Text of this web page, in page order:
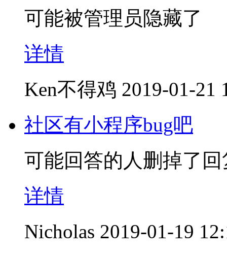
可能被管理员隐藏了
详情
Ken不得鸡 2019-01-21
社区有小程序bug吧
可能回答的人删掉了回
详情
Nicholas 2019-01-19